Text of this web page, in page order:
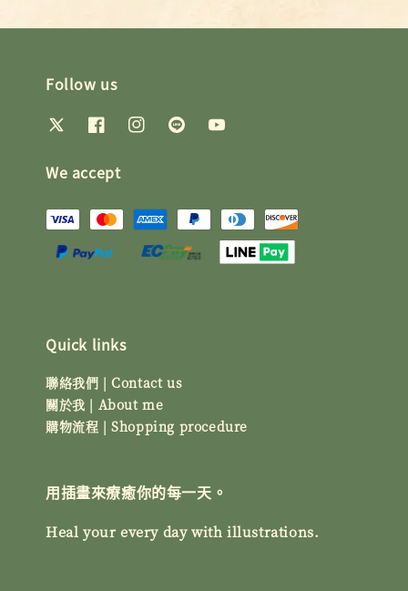
Follow us
We accept
Quick links
聯絡我們 | Contact us
關於我 | About me
購物流程 | Shopping procedure
用插畫來療癒你的每一天。
Heal your every day with illustrations.